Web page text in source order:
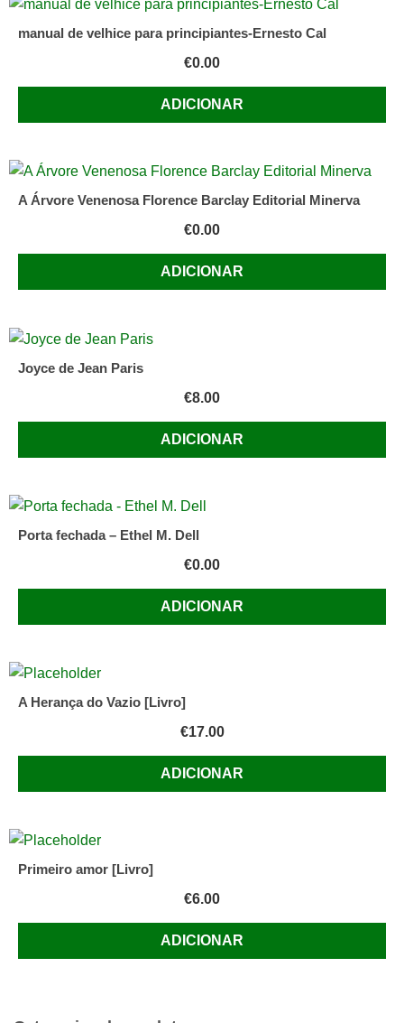
manual de velhice para principiantes-Ernesto Cal
€0.00
ADICIONAR
A Árvore Venenosa Florence Barclay Editorial Minerva
€0.00
ADICIONAR
Joyce de Jean Paris
€8.00
ADICIONAR
Porta fechada – Ethel M. Dell
€0.00
ADICIONAR
A Herança do Vazio [Livro]
€17.00
ADICIONAR
Primeiro amor [Livro]
€6.00
ADICIONAR